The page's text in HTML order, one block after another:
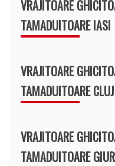
VRAJITOARE
TAMADUITOARE IASI
VRAJITOARE
TAMADUITOARE
VRAJITOARE
TAMADUITOARE